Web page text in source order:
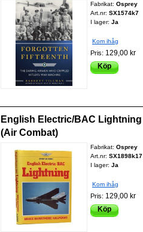
Fabrikat: Osprey
Art.nr: SX1574k7
I lager: Ja
Kom ihåg
Pris: 129,00 kr
Köp
English Electric/BAC Lightning
(Air Combat)
Fabrikat: Osprey
Art.nr: SX1898k17
I lager: Ja
Kom ihåg
Pris: 129,00 kr
Köp